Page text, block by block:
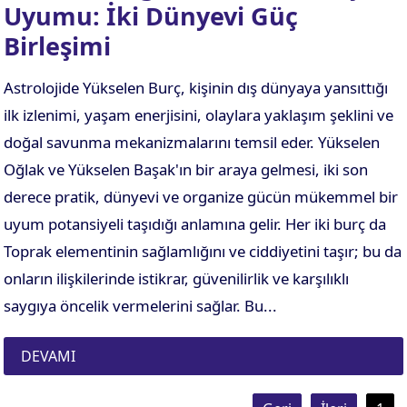
Uyumu: İki Dünyevi Güç
Birleşimi
Astrolojide Yükselen Burç, kişinin dış dünyaya yansıttığı
ilk izlenimi, yaşam enerjisini, olaylara yaklaşım şeklini ve
doğal savunma mekanizmalarını temsil eder. Yükselen
Oğlak ve Yükselen Başak'ın bir araya gelmesi, iki son
derece pratik, dünyevi ve organize gücün mükemmel bir
uyum potansiyeli taşıdığı anlamına gelir. Her iki burç da
Toprak elementinin sağlamlığını ve ciddiyetini taşır; bu da
onların ilişkilerinde istikrar, güvenilirlik ve karşılıklı
saygıya öncelik vermelerini sağlar. Bu...
DEVAMI